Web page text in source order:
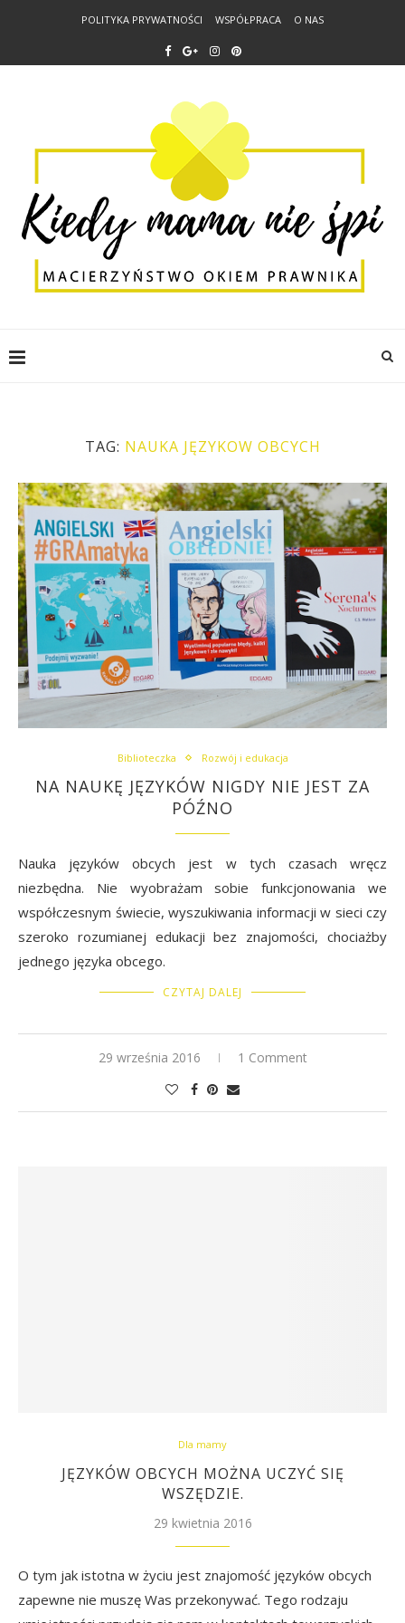
POLITYKA PRYWATNOŚCI WSPÓŁPRACA O NAS
TAG: NAUKA JĘZYKOW OBCYCH
Biblioteczka Rozwój i edukacja
NA NAUKĘ JĘZYKÓW NIGDY NIE JEST ZA
PÓŹNO
Nauka języków obcych jest w tych czasach wręcz
niezbędna. Nie wyobrażam sobie funkcjonowania we
współczesnym świecie, wyszukiwania informacji w sieci czy
szeroko rozumianej edukacji bez znajomości, chociażby
jednego języka obcego.
CZYTAJ DALEJ
29 września 2016 1 Comment
Dla mamy
JĘZYKÓW OBCYCH MOŻNA UCZYĆ SIĘ
WSZĘDZIE.
29 kwietnia 2016
O tym jak istotna w życiu jest znajomość języków obcych
zapewne nie muszę Was przekonywać. Tego rodzaju